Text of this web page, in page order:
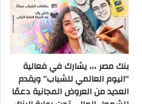
بنك مصر ،،، يشارك في فعالية
“اليوم العالمي للشباب” ويقدم
العديد من العروض المجانية دعمًا